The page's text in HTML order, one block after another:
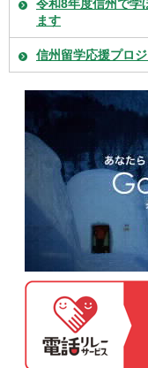
令和8年度信州で学
ます
信州留学応援プロ